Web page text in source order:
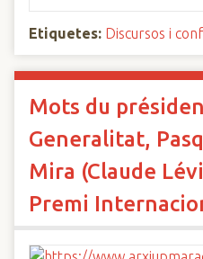
Etiquetes: Discursos i
Mots du
Generalitat,
Mira (Claude
Premi